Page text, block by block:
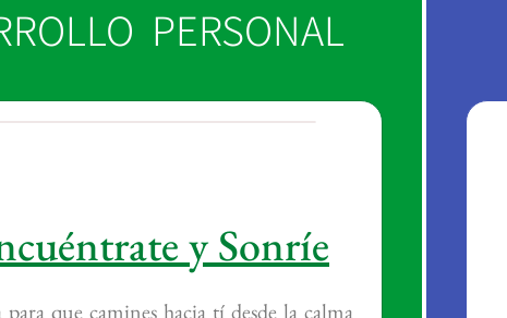
PERSONAL
y Sonríe
que camines hacia tí desde la calma